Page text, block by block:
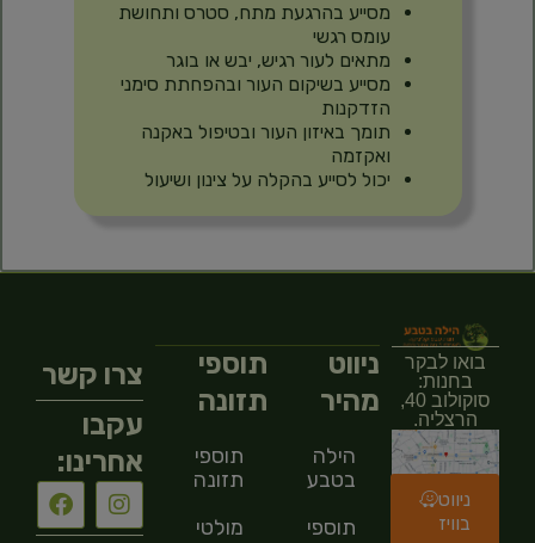
מסייע בהרגעת מתח, סטרס ותחושת
עומס רגשי
מתאים לעור רגיש, יבש או בוגר
מסייע בשיקום העור ובהפחתת סימני
הזדקנות
תומך באיזון העור ובטיפול באקנה
ואקזמה
יכול לסייע בהקלה על צינון ושיעול
בואו לבקר
בחנות:
סוקולוב 40,
הרצליה.
ניווט
בוויז
ניווט
מהיר
הילה
בטבע
תוספי
תוספי
תזונה
תוספי
תזונה
מולטי
צרו קשר
עקבו
אחרינו: